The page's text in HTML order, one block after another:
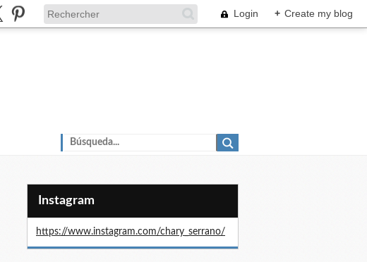
Login + Create my blog
Instagram
https://www.instagram.com/chary_serrano/